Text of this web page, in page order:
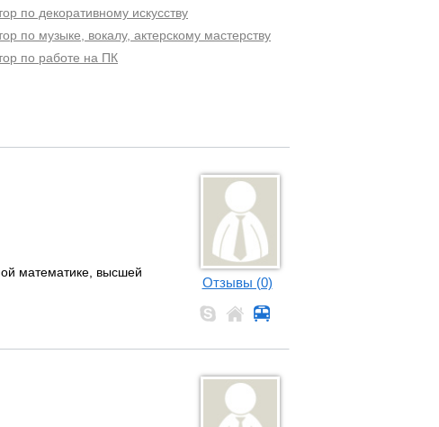
по декоративному искусству
по музыке, вокалу, актерскому мастерству
по работе на ПК
Отзывы (0)
математике, высшей